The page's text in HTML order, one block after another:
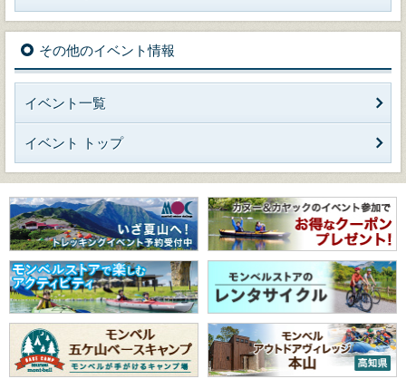
その他のイベント情報
イベント一覧
イベント トップ